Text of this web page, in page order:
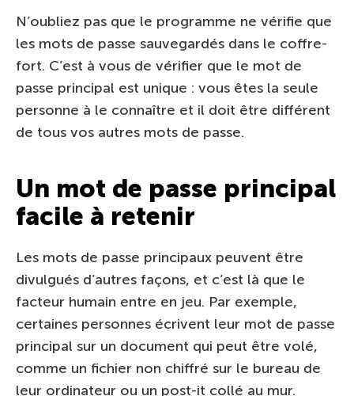
N’oubliez pas que le programme ne vérifie que
les mots de passe sauvegardés dans le coffre-
fort. C’est à vous de vérifier que le mot de
passe principal est unique : vous êtes la seule
personne à le connaître et il doit être différent
de tous vos autres mots de passe.
Un mot de passe principal
facile à retenir
Les mots de passe principaux peuvent être
divulgués d’autres façons, et c’est là que le
facteur humain entre en jeu. Par exemple,
certaines personnes écrivent leur mot de passe
principal sur un document qui peut être volé,
comme un fichier non chiffré sur le bureau de
leur ordinateur ou un post-it collé au mur.